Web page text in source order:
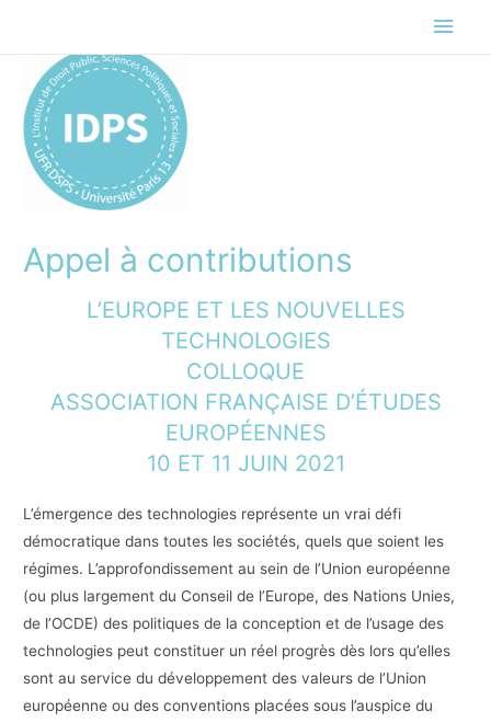
Appel à contributions
L’EUROPE ET LES NOUVELLES
TECHNOLOGIES
COLLOQUE
ASSOCIATION FRANÇAISE D’ÉTUDES
EUROPÉENNES
10 ET 11 JUIN 2021
L’émergence des technologies représente un vrai défi
démocratique dans toutes les sociétés, quels que soient les
régimes. L’approfondissement au sein de l’Union européenne
(ou plus largement du Conseil de l’Europe, des Nations Unies,
de l’OCDE) des politiques de la conception et de l’usage des
technologies peut constituer un réel progrès dès lors qu’elles
sont au service du développement des valeurs de l’Union
européenne ou des conventions placées sous l’auspice du